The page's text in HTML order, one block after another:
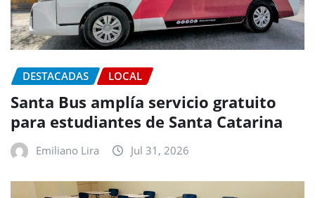
DESTACADAS LOCAL
Santa Bus amplía servicio gratuito
para estudiantes de Santa Catarina
Emiliano Lira Jul 31, 2026